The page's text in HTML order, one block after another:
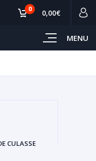
MENU
0 0,00€
CULASSE